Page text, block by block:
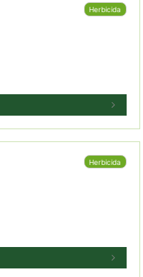
Herbicida
Herbicida